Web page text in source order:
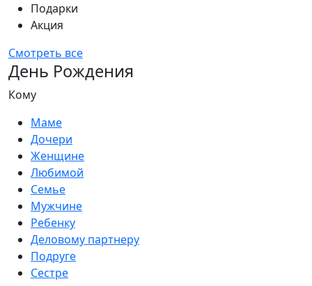
Подарки
Акция
Смотреть все
День Рождения
Кому
Маме
Дочери
Женщине
Любимой
Семье
Мужчине
Ребенку
Деловому партнеру
Подруге
Сестре